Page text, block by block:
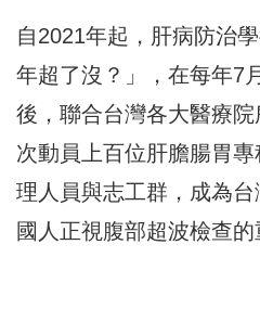
自2021年起，肝病防治
年超了沒？」，在每年7
後，聯合台灣各大醫療
次動員上百位肝膽腸胃
理人員與志工群，成為
國人正視腹部超波檢查的